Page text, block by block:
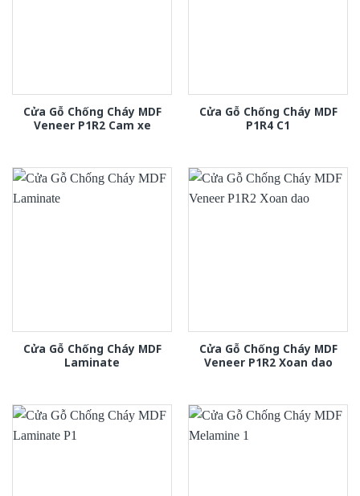
Cửa Gỗ Chống Cháy MDF
Veneer P1R2 Cam xe
Cửa Gỗ Chống Cháy MDF
P1R4 C1
Cửa Gỗ Chống Cháy MDF
Laminate
Cửa Gỗ Chống Cháy MDF
Veneer P1R2 Xoan dao